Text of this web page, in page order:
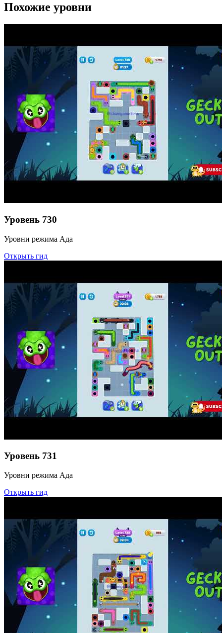
Похожие уровни
Уровень 730
Уровни режима Ада
Открыть гид
Уровень 731
Уровни режима Ада
Открыть гид